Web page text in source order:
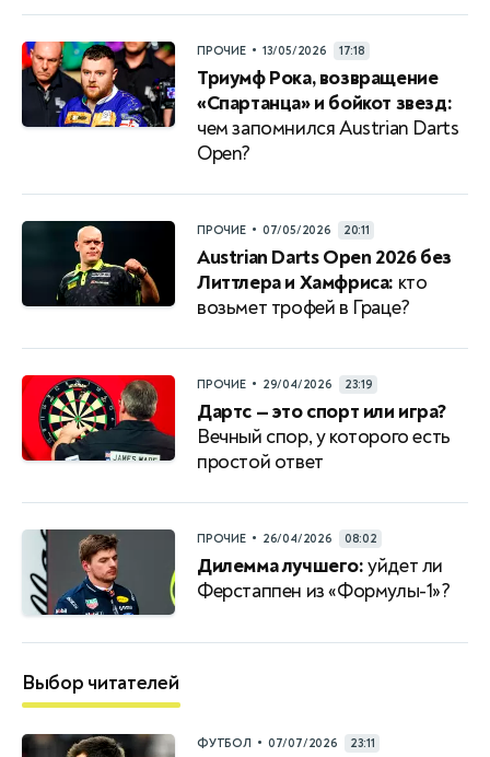
ПРОЧИЕ • 13/05/2026 17:18
Триумф Рока, возвращение
«Спартанца» и бойкот звезд:
чем запомнился Austrian Darts
Open?
ПРОЧИЕ • 07/05/2026 20:11
Austrian Darts Open 2026 без
Литтлера и Хамфриса: кто
возьмет трофей в Граце?
ПРОЧИЕ • 29/04/2026 23:19
Дартс — это спорт или игра?
Вечный спор, у которого есть
простой ответ
ПРОЧИЕ • 26/04/2026 08:02
Дилемма лучшего:уйдет ли
Ферстаппен из «Формулы-1»?
Выбор читателей
ФУТБОЛ • 07/07/2026 23:11